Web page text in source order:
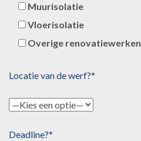
Muurisolatie
Vloerisolatie
Overige renovatiewerken
Locatie van de werf?*
Deadline?*